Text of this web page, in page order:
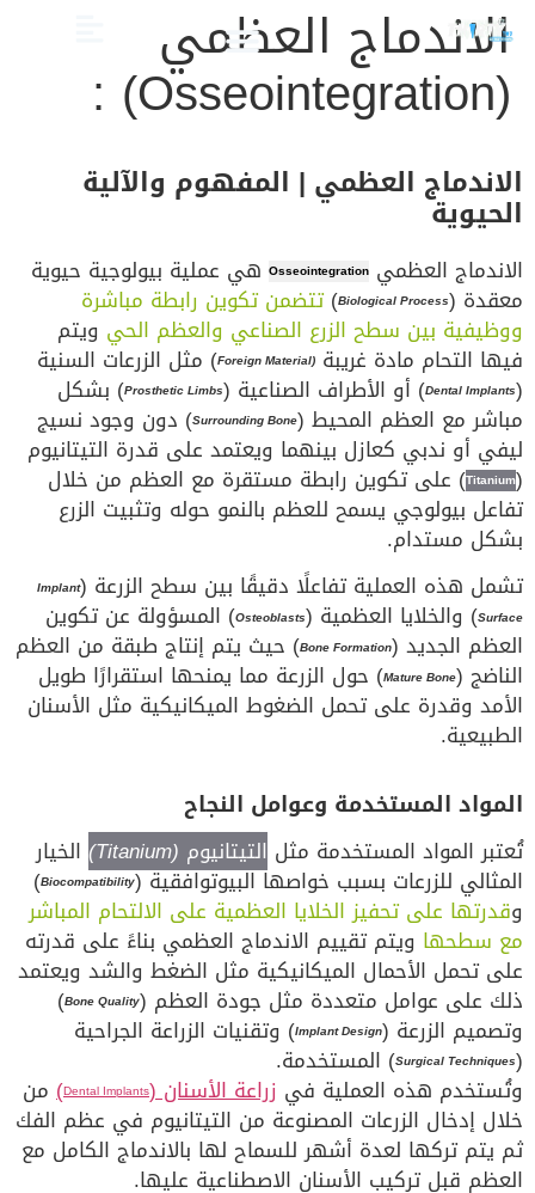
الاندماج العظمي
(Osseointegration) :
الاندماج العظمي | المفهوم والآلية
الحيوية
الاندماج العظمي Osseointegration هي عملية بيولوجية حيوية
معقدة (Biological Process
)تتضمن تكوين رابطة مباشرة
ووظيفية بين سطح الزرع الصناعي والعظم الحي ويتم
فيها التحام مادة غريبة (Foreign Material ) مثل الزرعات السنية
(
Dental Implants) أو الأطراف الصناعية (Prosthetic Limbs) بشكل
مباشر مع العظم المحيط (Surrounding Bone) دون وجود نسيج
ليفي أو ندبي كعازل بينهما ويعتمد على قدرة التيتانيوم
(
Titanium) على تكوين رابطة مستقرة مع العظم من خلال
تفاعل بيولوجي يسمح للعظم بالنمو حوله وتثبيت الزرع
بشكل مستدام.
تشمل هذه العملية تفاعلًا دقيقًا بين سطح الزرعة (Implant
Surface) والخلايا العظمية (Osteoblasts) المسؤولة عن تكوين
العظم الجديد (Bone Formation) حيث يتم إنتاج طبقة من العظم
الناضج (Mature Bone) حول الزرعة مما يمنحها استقرارًا طويل
الأمد وقدرة على تحمل الضغوط الميكانيكية مثل الأسنان
الطبيعية.
المواد المستخدمة وعوامل النجاح
تُعتبر المواد المستخدمة مثل التيتانيوم (Titanium) الخيار
المثالي للزرعات بسبب خواصها البيوتوافقية (Biocompatibility
)
وقدرتها على تحفيز الخلايا العظمية على الالتحام المباشر
مع سطحها ويتم تقييم الاندماج العظمي بناءً على قدرته
على تحمل الأحمال الميكانيكية مثل الضغط والشد ويعتمد
ذلك على عوامل متعددة مثل جودة العظم (Bone Quality
)
وتصميم الزرعة (Implant Design) وتقنيات الزراعة الجراحية
(
Surgical Techniques) المستخدمة.
وتُستخدم هذه العملية في زراعة الأسنان (Dental Implants
) من
خلال إدخال الزرعات المصنوعة من التيتانيوم في عظم الفك
ثم يتم تركها لعدة أشهر للسماح لها بالاندماج الكامل مع
العظم قبل تركيب الأسنان الاصطناعية عليها.